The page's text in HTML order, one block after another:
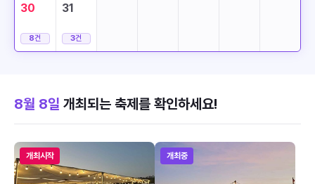
30
8건
31
3건
8월 8일 개최되는 축제를 확인하세요!
개최시작 개최중